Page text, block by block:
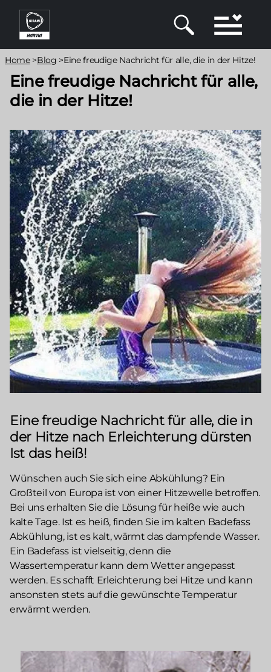
Direkt
Inhalt
Pfadnavigation
Home>Blog >Eine freudige Nachricht für alle, die in der Hitze!
Eine freudige Nachricht für alle,
die in der Hitze!
Eine freudige Nachricht für alle, die in
der Hitze nach Erleichterung dürsten
Ist das heiß!
Wünschen auch Sie sich eine Abkühlung? Ein
Großteil von Europa ist von einer Hitzewelle betroffen.
Bei uns erhalten Sie die Lösung für heiße wie auch
kalte Tage. Ist es heiß, finden Sie im kalten Badefass
Abkühlung, ist es kalt, wärmt das dampfende Wasser.
Ein Badefass ist vielseitig, denn die
Wassertemperatur kann dem Wetter angepasst
werden. Es schafft Erleichterung bei Hitze und kann
ansonsten stets auf die gewünschte Temperatur
erwärmt werden.